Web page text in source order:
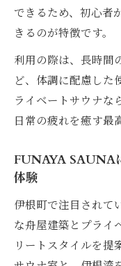
できるため、初心者
きるのが特徴です。
利用の際は、長時間
ど、体調に配慮した
ライベートサウナな
日常の疲れを癒す最
FUNAYA SAUNA
体験
伊根町で注目されて
な舟屋建築とプライ
リートスタイルを提